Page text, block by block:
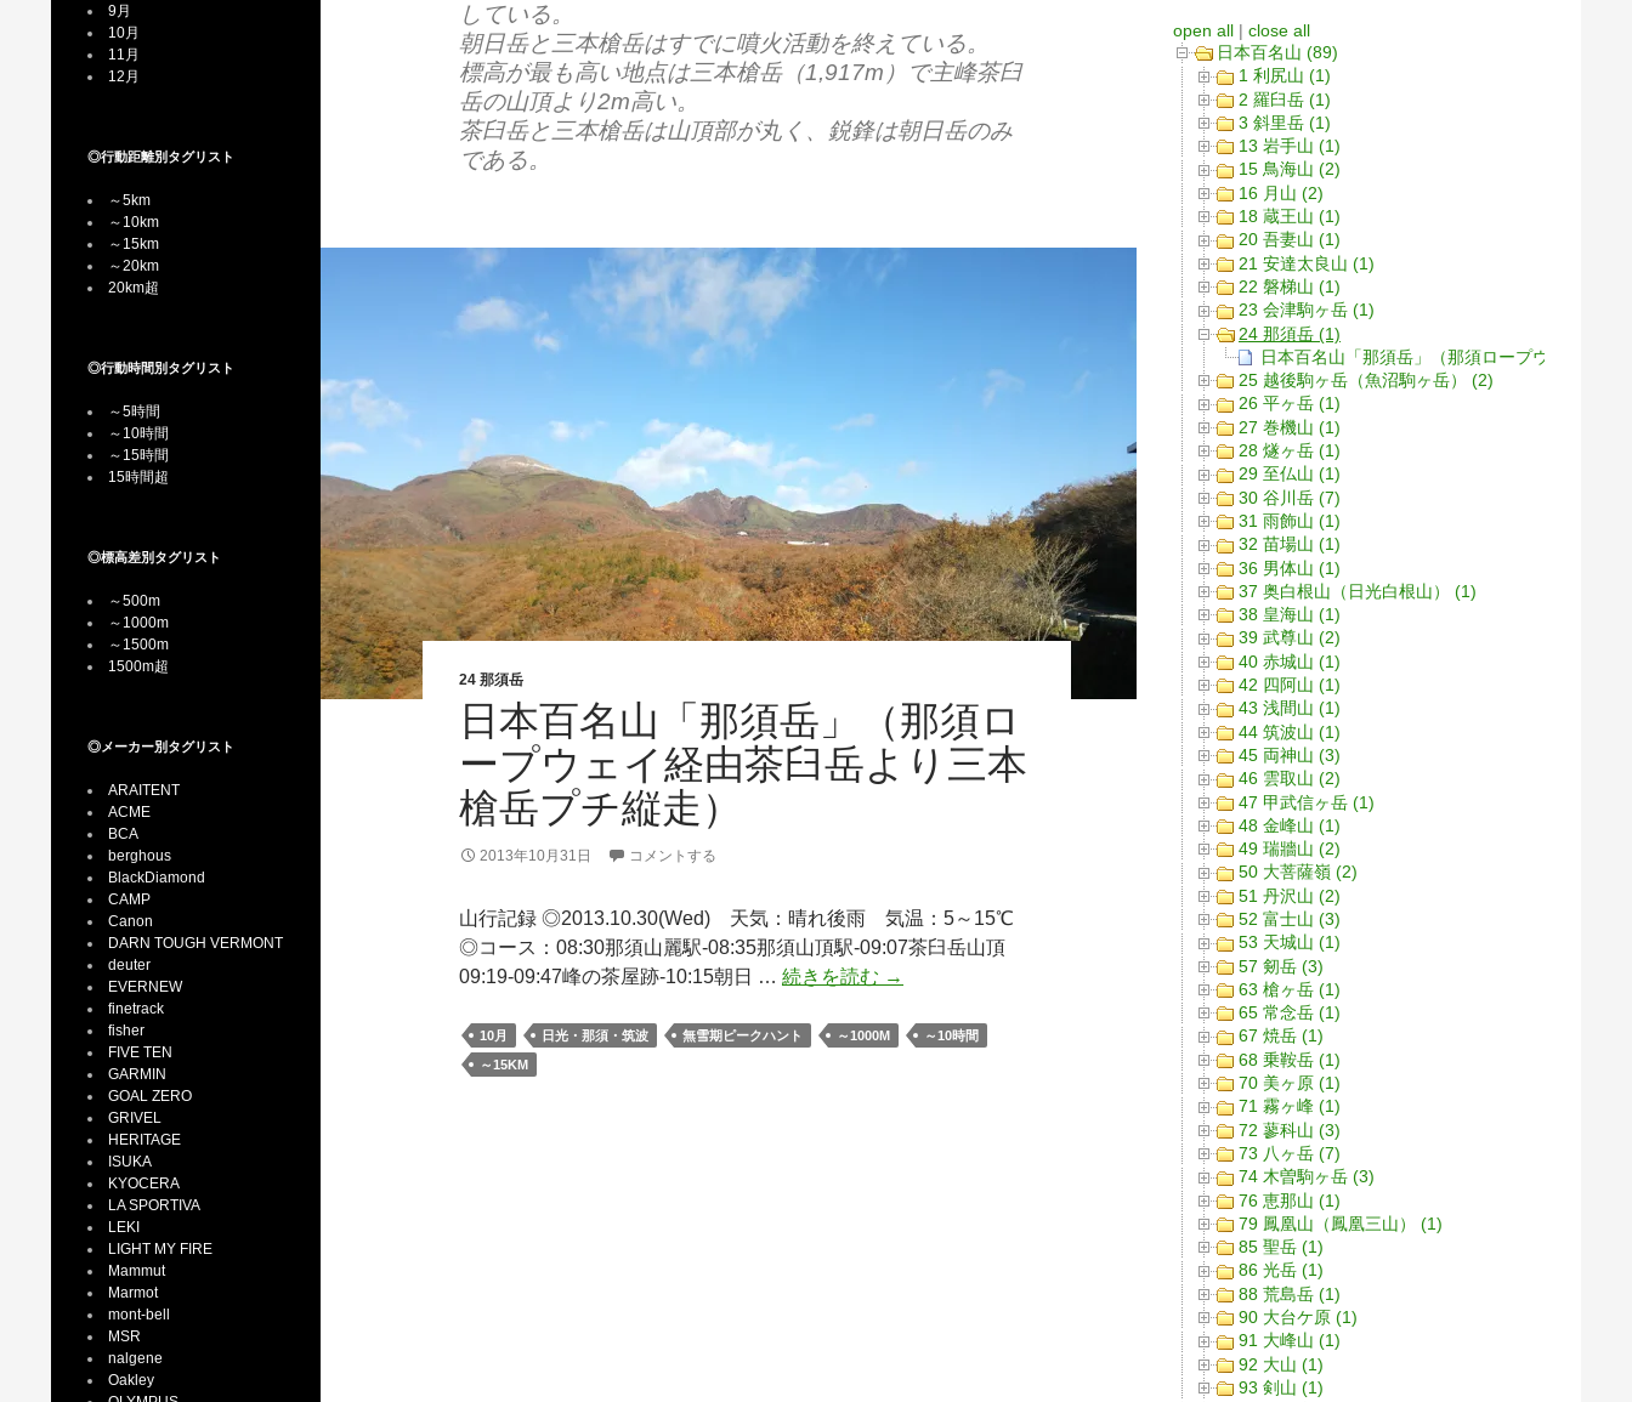
している。
朝日岳と三本槍岳はすでに噴火活動を終えている。
標高が最も高い地点は三本槍岳（1,917m）で主峰茶臼
岳の山頂より2m高い。
茶臼岳と三本槍岳は山頂部が丸く、鋭鋒は朝日岳のみ
である。
24 那須岳
日本百名山「那須岳」（那須ロ
ープウェイ経由茶臼岳より三本
槍岳プチ縦走）
2013年10月31日 コメントする
山行記録 ◎2013.10.30(Wed) 天気：晴れ後雨 気温：5～15℃
◎コース：08:30那須山麗駅-08:35那須山頂駅-09:07茶臼岳山頂
09:19-09:47峰の茶屋跡-10:15朝日 … 続きを読む 日
百
→
10月 日光・那須・筑波 無雪期ピークハント ～1000M
～10時間
～15KM
open all | close all
日本百名山 (89)
1 利尻山 (1)
2 羅臼岳 (1)
3 斜里岳 (1)
13 岩手山 (1)
15 鳥海山 (2)
16 月山 (2)
18 蔵王山 (1)
20 吾妻山 (1)
21 安達太良山 (1)
22 磐梯山 (1)
23 会津駒ヶ岳 (1)
24 那須岳 (1)
日本百名山「那須岳」（那須ロープウェイ経由
25 越後駒ヶ岳（魚沼駒ヶ岳） (2)
26 平ヶ岳 (1)
27 巻機山 (1)
28 燧ヶ岳 (1)
29 至仏山 (1)
30 谷川岳 (7)
31 雨飾山 (1)
32 苗場山 (1)
36 男体山 (1)
37 奥白根山（日光白根山） (1)
38 皇海山 (1)
39 武尊山 (2)
40 赤城山 (1)
42 四阿山 (1)
43 浅間山 (1)
44 筑波山 (1)
45 両神山 (3)
46 雲取山 (2)
47 甲武信ヶ岳 (1)
48 金峰山 (1)
49 瑞牆山 (2)
50 大菩薩嶺 (2)
51 丹沢山 (2)
52 富士山 (3)
53 天城山 (1)
57 剱岳 (3)
63 槍ヶ岳 (1)
65 常念岳 (1)
67 焼岳 (1)
68 乗鞍岳 (1)
70 美ヶ原 (1)
71 霧ヶ峰 (1)
72 蓼科山 (3)
73 八ヶ岳 (7)
74 木曽駒ヶ岳 (3)
76 恵那山 (1)
79 鳳凰山（鳳凰三山） (1)
85 聖岳 (1)
86 光岳 (1)
88 荒島岳 (1)
90 大台ケ原 (1)
91 大峰山 (1)
92 大山 (1)
93 剣山 (1)
9月
10月
11月
12月
◎行動距離別タグリスト
～5km
～10km
～15km
～20km
20km超
◎行動時間別タグリスト
～5時間
～10時間
～15時間
15時間超
◎標高差別タグリスト
～500m
～1000m
～1500m
1500m超
◎メーカー別タグリスト
ARAITENT
ACME
BCA
berghous
BlackDiamond
CAMP
Canon
DARN TOUGH VERMONT
deuter
EVERNEW
finetrack
fisher
FIVE TEN
GARMIN
GOAL ZERO
GRIVEL
HERITAGE
ISUKA
KYOCERA
LA SPORTIVA
LEKI
LIGHT MY FIRE
Mammut
Marmot
mont-bell
MSR
nalgene
Oakley